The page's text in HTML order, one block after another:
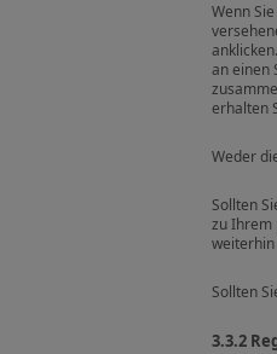
Wenn
an einen
erhalten
Weder
Sollten
zu Ihrem
weiterhin
Sollten
3.3.2